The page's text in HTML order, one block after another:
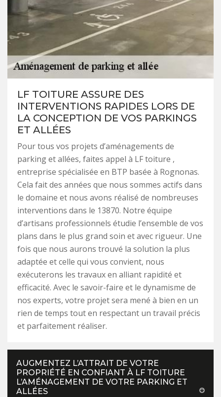
LF TOITURE ASSURE DES
INTERVENTIONS RAPIDES LORS DE
LA CONCEPTION DE VOS PARKINGS
ET ALLÉES
Pour tous vos projets d’aménagements de
parking et allées, faites appel à LF toiture ,
entreprise spécialisée en BTP basée à Rognonas.
Cela fait des années que nous sommes actifs dans
le domaine et nous avons réalisé de nombreuses
interventions dans le 13870. Notre équipe
d’artisans professionnels étudie l’ensemble de vos
plans dans le plus grand soin et avec rigueur. Une
fois que nous aurons trouvé la solution la plus
adaptée et celle qui vous convient, nous
exécuterons les travaux en alliant rapidité et
efficacité. Avec le savoir-faire et le dynamisme de
nos experts, votre projet sera mené à bien en un
rien de temps tout en respectant un travail précis
et parfaitement réaliser.
AUGMENTEZ L’ATTRAIT DE VOTRE
PROPRIÉTÉ EN CONFIANT À LF TOITURE
L’AMÉNAGEMENT DE VOTRE PARKING ET
ALLÉES